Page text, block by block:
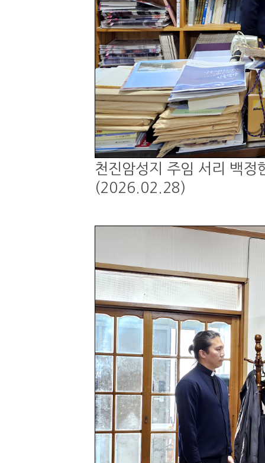
천진암성지 주임 서리 백정
(2026.02.28)